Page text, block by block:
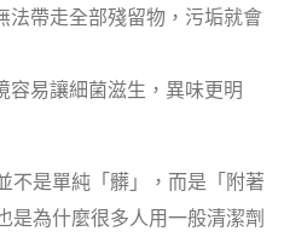
法帶走全部殘留物，污垢就會
容易讓細菌滋生，異味更明
不是單純「髒」，而是「附著
是為什麼很多人用一般清潔劑